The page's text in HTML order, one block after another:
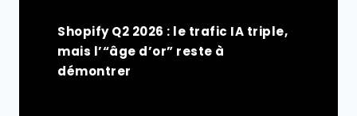
Shopify Q2 2026 : le trafic IA triple,
mais l’“âge d’or” reste à
démontrer